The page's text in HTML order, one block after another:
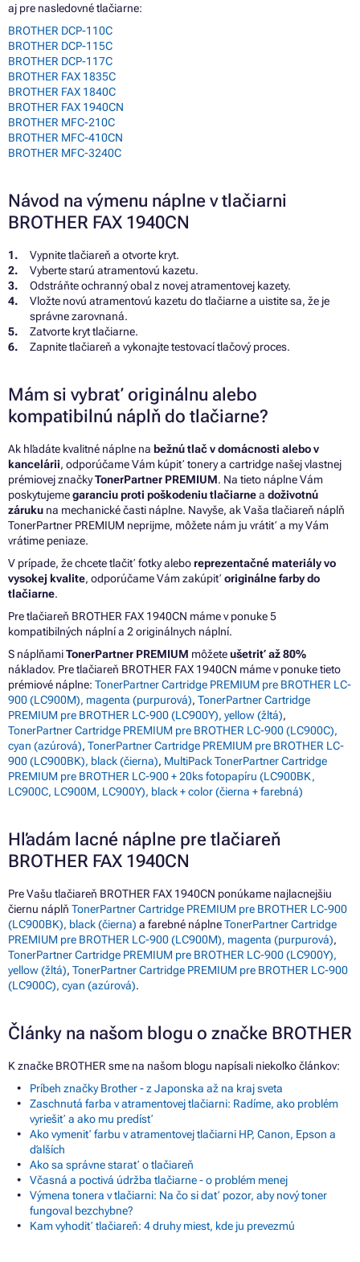
aj pre nasledovné tlačiarne:
BROTHER DCP-110C
BROTHER DCP-115C
BROTHER DCP-117C
BROTHER FAX 1835C
BROTHER FAX 1840C
BROTHER FAX 1940CN
BROTHER MFC-210C
BROTHER MFC-410CN
BROTHER MFC-3240C
Návod na výmenu náplne v tlačiarni
BROTHER FAX 1940CN
Vypnite tlačiareň a otvorte kryt.
Vyberte starú atramentovú kazetu.
Odstráňte ochranný obal z novej atramentovej kazety.
Vložte novú atramentovú kazetu do tlačiarne a uistite sa, že je
správne zarovnaná.
Zatvorte kryt tlačiarne.
Zapnite tlačiareň a vykonajte testovací tlačový proces.
Mám si vybrať originálnu alebo
kompatibilnú náplň do tlačiarne?
Ak hľadáte kvalitné náplne na bežnú tlač v domácnosti alebo v
kancelárii, odporúčame Vám kúpiť tonery a cartridge našej vlastnej
prémiovej značkyTonerPartner PREMIUM. Na tieto náplne Vám
poskytujemegaranciu proti poškodeniu tlačiarnea doživotnú
záruku na mechanické časti náplne. Navyše, ak Vaša tlačiareň náplň
TonerPartner PREMIUM neprijme, môžete nám ju vrátiť a my Vám
vrátime peniaze.
V prípade, že chcete tlačiť fotky aleboreprezentačné materiály vo
vysokej kvalite, odporúčame Vám zakúpiť originálne farby do
tlačiarne.
Pre tlačiareň BROTHER FAX 1940CN máme v ponuke 5
kompatibilných náplní a 2 originálnych náplní.
S náplňamiTonerPartner PREMIUM môžeteušetriť až 80%
nákladov. Pre tlačiareň BROTHER FAX 1940CN máme v ponuke tieto
prémiové náplne: TonerPartner Cartridge PREMIUM pre BROTHER LC-
900 (LC900M), magenta (purpurová), TonerPartner Cartridge
PREMIUM pre BROTHER LC-900 (LC900Y), yellow (žltá),
TonerPartner Cartridge PREMIUM pre BROTHER LC-900 (LC900C),
cyan (azúrová), TonerPartner Cartridge PREMIUM pre BROTHER LC-
900 (LC900BK), black (čierna), MultiPack TonerPartner Cartridge
PREMIUM pre BROTHER LC-900 + 20ks fotopapíru (LC900BK,
LC900C, LC900M, LC900Y), black + color (čierna + farebná)
Hľadám lacné náplne pre tlačiareň
BROTHER FAX 1940CN
Pre Vašu tlačiareň BROTHER FAX 1940CN ponúkame najlacnejšiu
čiernu náplň TonerPartner Cartridge PREMIUM pre BROTHER LC-900
(LC900BK), black (čierna) a farebné náplneTonerPartner Cartridge
PREMIUM pre BROTHER LC-900 (LC900M), magenta (purpurová),
TonerPartner Cartridge PREMIUM pre BROTHER LC-900 (LC900Y),
yellow (žltá), TonerPartner Cartridge PREMIUM pre BROTHER LC-900
(LC900C), cyan (azúrová).
Články na našom blogu o značke BROTHER
K značke BROTHER sme na našom blogu napísali niekoľko článkov:
Príbeh značky Brother - z Japonska až na kraj sveta
Zaschnutá farba v atramentovej tlačiarni: Radíme, ako problém
vyriešiť a ako mu predísť
Ako vymeniť farbu v atramentovej tlačiarni HP, Canon, Epson a
ďalších
Ako sa správne starať o tlačiareň
Včasná a poctivá údržba tlačiarne - o problém menej
Výmena tonera v tlačiarni: Na čo si dať pozor, aby nový toner
fungoval bezchybne?
Kam vyhodiť tlačiareň: 4 druhy miest, kde ju prevezmú